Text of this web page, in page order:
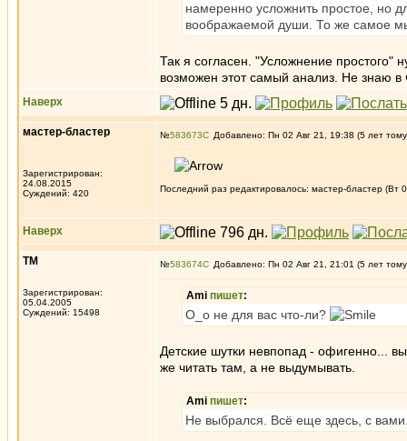
намеренно усложнить простое, но
воображаемой души. То же самое
Так я согласен. "Усложнение простого"
возможен этот самый анализ. Не знаю в
Наверх
мастер-бластер
Зарегистрирован:
24.08.2015
Суждений: 420
№583673 Добавлено: Пн 02 Авг 21, 19:38 (5 лет
Последний раз редактировалось: мастер-бластер (Вт
Наверх
ТМ
Зарегистрирован:
05.04.2005
Суждений: 15498
№583674 Добавлено: Пн 02 Авг 21, 21:01 (5 лет
Ami пишет:
О_о не для вас что-ли?
Детские шутки невпопад - офигенно...
же читать там, а не выдумывать.
Ami пишет:
Не выбрался. Всё еще здесь, с